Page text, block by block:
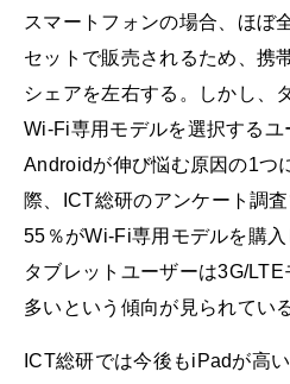
スマートフォンの場合、ほぼ
セットで販売されるため、携
シェアを左右する。しかし、
Wi-Fi専用モデルを選択する
Androidが伸び悩む原因の1つ
際、ICT総研のアンケート調
55％がWi-Fi専用モデルを購
タブレットユーザーは3G/
多いという傾向が見られてい
ICT総研では今後もiPadが高